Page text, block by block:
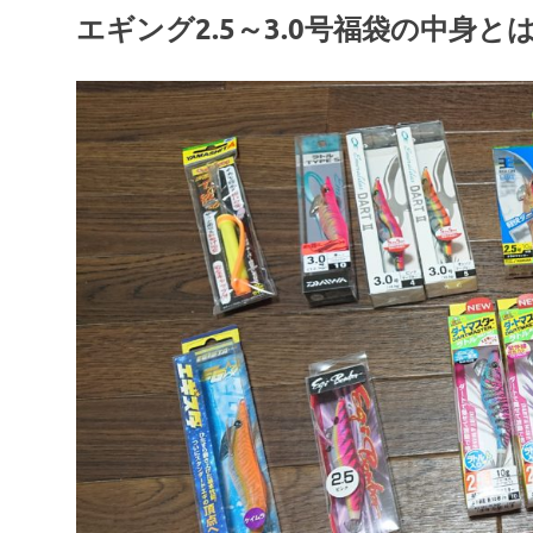
エギング2.5～3.0号福袋の中身と